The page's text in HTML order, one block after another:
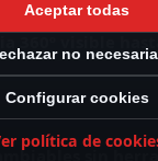
360º visible
sin
Aceptar todas
no
Configurar cookies
política de